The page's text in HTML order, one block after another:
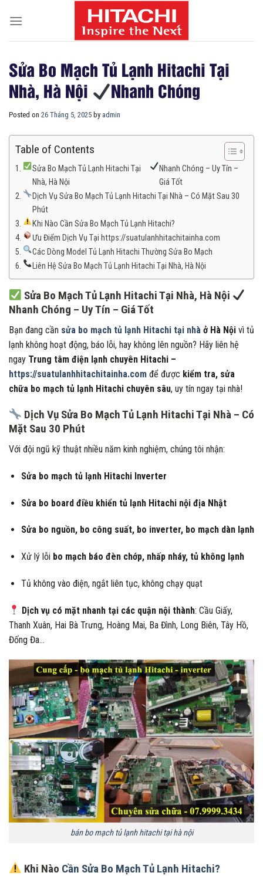
Sửa Bo Mạch Tủ Lạnh Hitachi Tại
Nhà, Hà Nội
Nhanh Chóng
Posted on 26 Tháng 5, 2025 by admin
Table of Contents
Sửa Bo Mạch Tủ Lạnh Hitachi Tại
Nhà, Hà Nội
Nhanh Chóng – Uy Tín –
Giá Tốt
Dịch Vụ Sửa Bo Mạch Tủ Lạnh Hitachi Tại Nhà – Có Mặt Sau 30
Phút
Khi Nào Cần Sửa Bo Mạch Tủ Lạnh Hitachi?
Ưu Điểm Dịch Vụ Tại https://suatulanhhitachitainha.com
Các Dòng Model Tủ Lạnh Hitachi Thường Sửa Bo Mạch
Liên Hệ Sửa Bo Mạch Tủ Lạnh Hitachi Tại Nhà, Hà Nội
Sửa Bo Mạch Tủ Lạnh Hitachi Tại Nhà, Hà Nội
Nhanh Chóng – Uy Tín – Giá Tốt
Bạn đang cần sửa bo mạch tủ lạnh Hitachi tại nhà ở Hà Nội vì tủ
lạnh không hoạt động, báo lỗi, hay không lên nguồn? Hãy liên hệ
ngay Trung tâm điện lạnh chuyên Hitachi –
https://suatulanhhitachitainha.com để được kiểm tra, sửa
chữa bo mạch tủ lạnh Hitachi chuyên sâu, uy tín ngay tại nhà!
Dịch Vụ Sửa Bo Mạch Tủ Lạnh Hitachi Tại Nhà – Có
Mặt Sau 30 Phút
Với đội ngũ kỹ thuật nhiều năm kinh nghiệm, chúng tôi nhận:
Sửa bo mạch tủ lạnh Hitachi Inverter
Sửa bo board điều khiển tủ lạnh Hitachi nội địa Nhật
Sửa bo nguồn, bo công suất, bo inverter, bo mạch dàn lạnh
Xử lý lỗi bo mạch báo đèn chớp, nhấp nháy, tủ không lạnh
Tủ không vào điện, ngắt liên tục, không chạy quạt
Dịch vụ có mặt nhanh tại các quận nội thành: Cầu Giấy,
Thanh Xuân, Hai Bà Trưng, Hoàng Mai, Ba Đình, Long Biên, Tây Hồ,
Đống Đa…
bán bo mạch tủ lạnh hitachi tại hà nội
Khi Nào Cần Sửa Bo Mạch Tủ Lạnh Hitachi?